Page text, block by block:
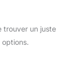
trouver un juste